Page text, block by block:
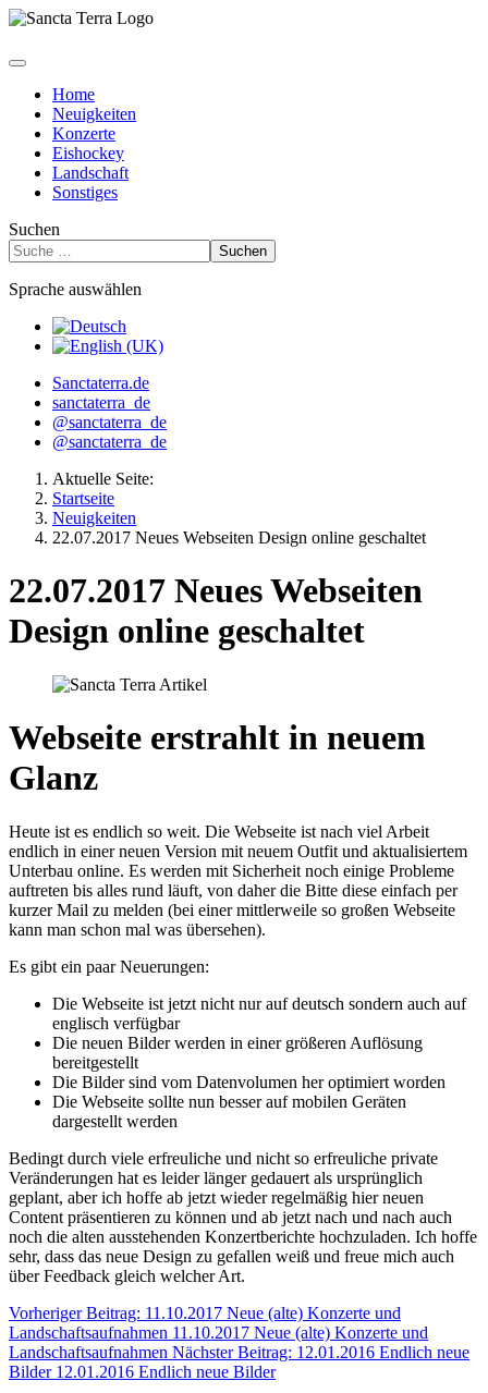
Home
Neuigkeiten
Konzerte
Eishockey
Landschaft
Sonstiges
Suchen
Suchen
Sprache auswählen
Sanctaterra.de
sanctaterra_de
@sanctaterra_de
@sanctaterra_de
Aktuelle Seite:
Startseite
Neuigkeiten
22.07.2017 Neues Webseiten Design online geschaltet
22.07.2017 Neues Webseiten
Design online geschaltet
Webseite erstrahlt in neuem
Glanz
Heute ist es endlich so weit. Die Webseite ist nach viel Arbeit
endlich in einer neuen Version mit neuem Outfit und aktualisiertem
Unterbau online. Es werden mit Sicherheit noch einige Probleme
auftreten bis alles rund läuft, von daher die Bitte diese einfach per
kurzer Mail zu melden (bei einer mittlerweile so großen Webseite
kann man schon mal was übersehen).
Es gibt ein paar Neuerungen:
Die Webseite ist jetzt nicht nur auf deutsch sondern auch auf
englisch verfügbar
Die neuen Bilder werden in einer größeren Auflösung
bereitgestellt
Die Bilder sind vom Datenvolumen her optimiert worden
Die Webseite sollte nun besser auf mobilen Geräten
dargestellt werden
Bedingt durch viele erfreuliche und nicht so erfreuliche private
Veränderungen hat es leider länger gedauert als ursprünglich
geplant, aber ich hoffe ab jetzt wieder regelmäßig hier neuen
Content präsentieren zu können und ab jetzt nach und nach auch
noch die alten ausstehenden Konzertberichte hochzuladen. Ich hoffe
sehr, dass das neue Design zu gefallen weiß und freue mich auch
über Feedback gleich welcher Art.
Vorheriger Beitrag: 11.10.2017 Neue (alte) Konzerte und
Landschaftsaufnahmen 11.10.2017 Neue (alte) Konzerte und
Landschaftsaufnahmen Nächster Beitrag: 12.01.2016 Endlich neue
Bilder 12.01.2016 Endlich neue Bilder